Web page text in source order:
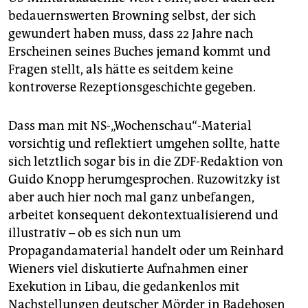
bedauernswerten Browning selbst, der sich
gewundert haben muss, dass 22 Jahre nach
Erscheinen seines Buches jemand kommt und
Fragen stellt, als hätte es seitdem keine
kontroverse Rezeptionsgeschichte gegeben.
Dass man mit NS-„Wochenschau“-Material
vorsichtig und reflektiert umgehen sollte, hatte
sich letztlich sogar bis in die ZDF-Redaktion von
Guido Knopp herumgesprochen. Ruzowitzky ist
aber auch hier noch mal ganz unbefangen,
arbeitet konsequent dekontextualisierend und
illustrativ – ob es sich nun um
Propagandamaterial handelt oder um Reinhard
Wieners viel diskutierte Aufnahmen einer
Exekution in Libau, die gedankenlos mit
Nachstellungen deutscher Mörder in Badehosen